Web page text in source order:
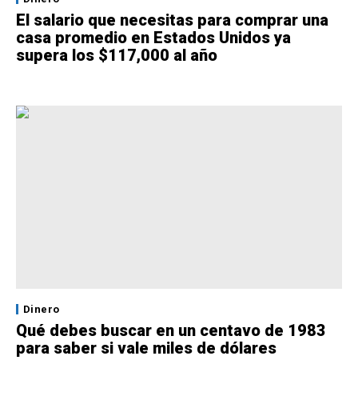
El salario que necesitas para comprar una
casa promedio en Estados Unidos ya
supera los $117,000 al año
Dinero
Qué debes buscar en un centavo de 1983
para saber si vale miles de dólares